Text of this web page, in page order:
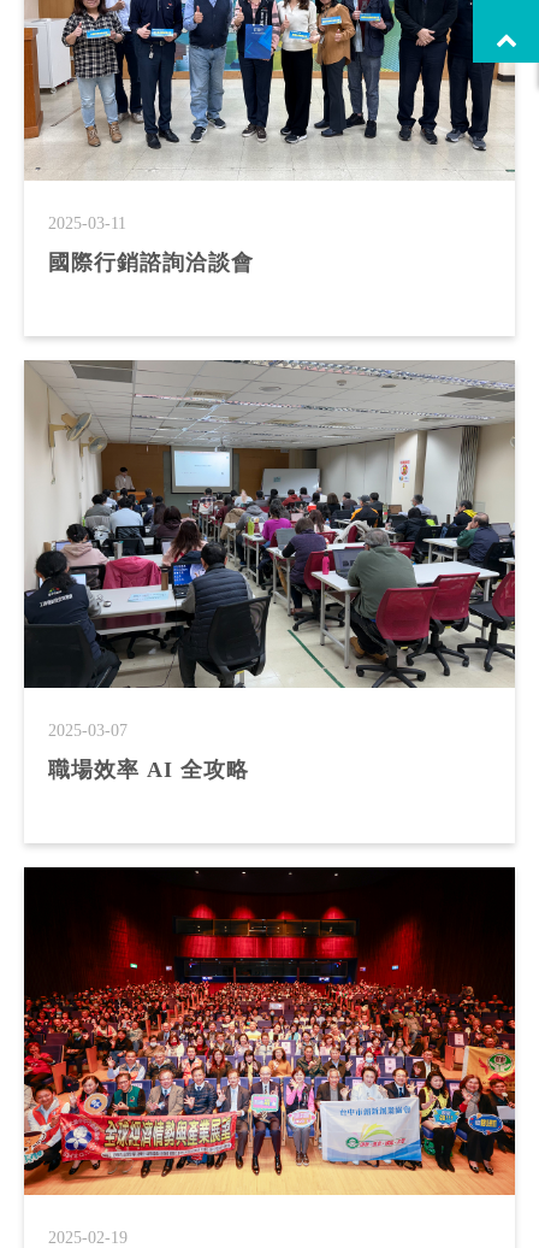
2025-03-11
國際行銷諮詢洽談會
2025-03-07
職場效率 AI 全攻略
2025-02-19